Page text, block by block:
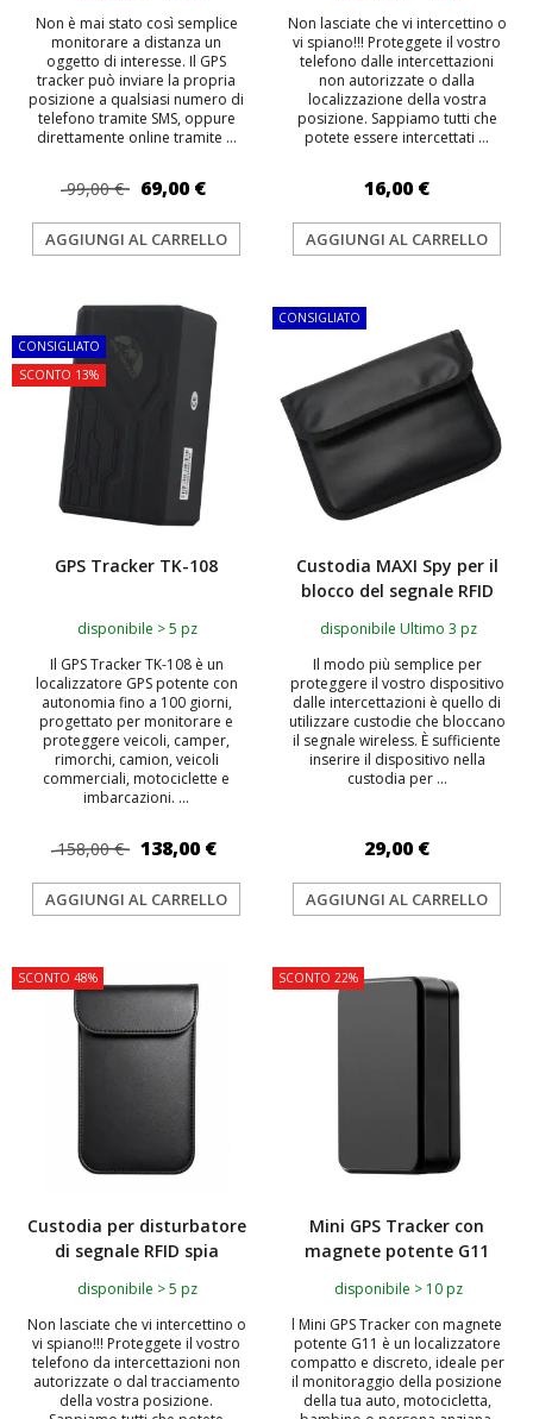
Non è mai stato così semplice
monitorare a distanza un
oggetto di interesse. Il GPS
tracker può inviare la propria
posizione a qualsiasi numero di
telefono tramite SMS, oppure
direttamente online tramite ...
99,00 € 69,00 €
AGGIUNGI AL CARRELLO
Non lasciate che vi intercettino o
vi spiano!!! Proteggete il vostro
telefono dalle intercettazioni
non autorizzate o dalla
localizzazione della vostra
posizione. Sappiamo tutti che
potete essere intercettati ...
16,00 €
AGGIUNGI AL CARRELLO
CONSIGLIATO
SCONTO 13%
GPS Tracker TK-108
disponibile > 5 pz
Il GPS Tracker TK-108 è un
localizzatore GPS potente con
autonomia fino a 100 giorni,
progettato per monitorare e
proteggere veicoli, camper,
rimorchi, camion, veicoli
commerciali, motociclette e
imbarcazioni. ...
158,00 € 138,00 €
AGGIUNGI AL CARRELLO
CONSIGLIATO
Custodia MAXI Spy per il
blocco del segnale RFID
disponibile Ultimo 3 pz
Il modo più semplice per
proteggere il vostro dispositivo
dalle intercettazioni è quello di
utilizzare custodie che bloccano
il segnale wireless. È sufficiente
inserire il dispositivo nella
custodia per ...
29,00 €
AGGIUNGI AL CARRELLO
SCONTO 48%
Custodia per disturbatore
di segnale RFID spia
disponibile > 5 pz
Non lasciate che vi intercettino o
vi spiano!!! Proteggete il vostro
telefono da intercettazioni non
autorizzate o dal tracciamento
della vostra posizione.
SCONTO 22%
Mini GPS Tracker con
magnete potente G11
disponibile > 10 pz
l Mini GPS Tracker con magnete
potente G11 è un localizzatore
compatto e discreto, ideale per
il monitoraggio della posizione
della tua auto, motocicletta,